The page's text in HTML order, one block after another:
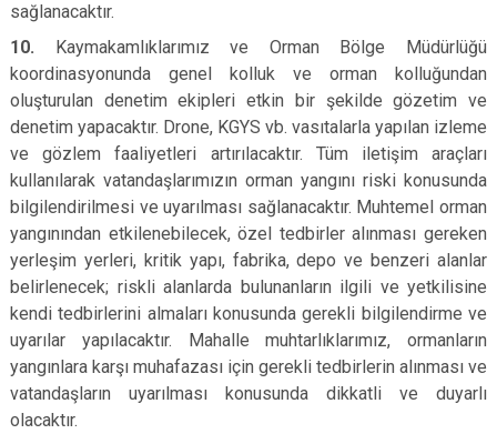
sağlanacaktır.
10. Kaymakamlıklarımız ve Orman Bölge Müdürlüğü
koordinasyonunda genel kolluk ve orman kolluğundan
oluşturulan denetim ekipleri etkin bir şekilde gözetim ve
denetim yapacaktır. Drone, KGYS vb. vasıtalarla yapılan izleme
ve gözlem faaliyetleri artırılacaktır. Tüm iletişim araçları
kullanılarak vatandaşlarımızın orman yangını riski konusunda
bilgilendirilmesi ve uyarılması sağlanacaktır. Muhtemel orman
yangınından etkilenebilecek, özel tedbirler alınması gereken
yerleşim yerleri, kritik yapı, fabrika, depo ve benzeri alanlar
belirlenecek; riskli alanlarda bulunanların ilgili ve yetkilisine
kendi tedbirlerini almaları konusunda gerekli bilgilendirme ve
uyarılar yapılacaktır. Mahalle muhtarlıklarımız, ormanların
yangınlara karşı muhafazası için gerekli tedbirlerin alınması ve
vatandaşların uyarılması konusunda dikkatli ve duyarlı
olacaktır.